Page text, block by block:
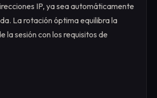
IP, ya sea automáticamente
La rotación óptima equilibra la
la sesión con los requisitos de